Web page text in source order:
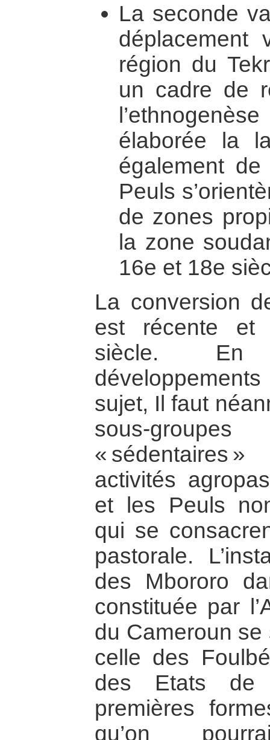
La seconde
région du
un cadre de
élaborée la
également
Peuls
de zones
la zone
16e et 18e
La conversion
est récente et
siècle. En
sujet, Il faut
sous-
« sédentaires
activités
et les Peuls
qui se
pastorale.
des Mbororo
constituée par
du Cameroun
celle des
des Etats de
premières
qu’on